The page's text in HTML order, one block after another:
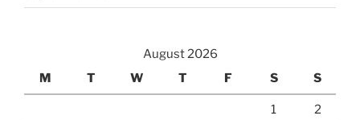
August 2026
M
T W T F S S
1 2